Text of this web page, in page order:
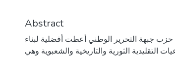
Abstract
حزب جبهة التحرير الوطني أعطت أفضلية لبناء
الثورية والتاريخية والشعبوية وهي